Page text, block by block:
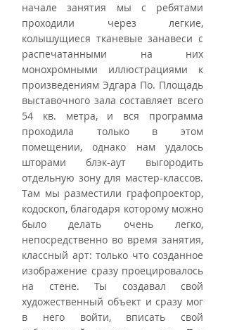
начале занятия мы с ребятами
проходили через легкие,
колышущиеся тканевые занавеси с
распечатанными на них
монохромными иллюстрациями к
произведениям Эдгара По. Площадь
выставочного зала составляет всего
54 кв. метра, и вся программа
проходила только в этом
помещении, однако нам удалось
шторами блэк-аут выгородить
отдельную зону для мастер-классов.
Там мы разместили графопроектор,
кодоскоп, благодаря которому можно
было делать очень легко,
непосредственно во время занятия,
классный арт: только что созданное
изображение сразу проецировалось
на стене. Ты создавал свой
художественный объект и сразу мог
в него войти, вписать свой